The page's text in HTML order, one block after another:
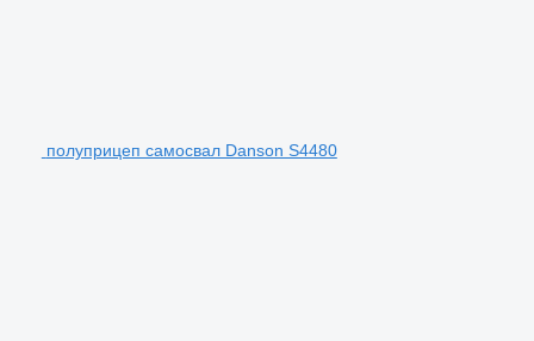
полуприцеп самосвал Danson S4480